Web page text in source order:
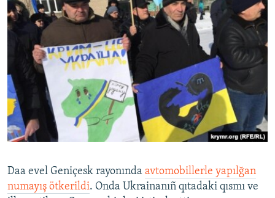
Daa evel Geniçesk rayonında avtomobillerle yapılğan
numayış ötkerildi. Onda Ukrainanıñ qıtadaki qısmı ve